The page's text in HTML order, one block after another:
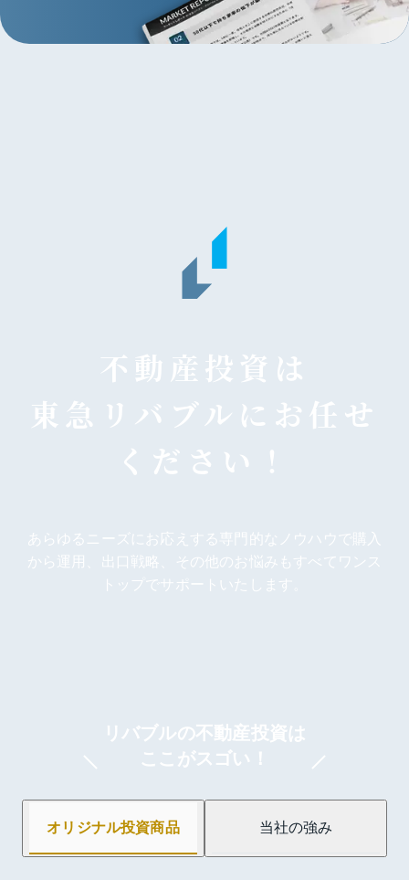
不動産投資は
東急リバブルにお任せ
ください！
あらゆるニーズにお応えする専門的なノウハウで購入
から運用、出口戦略、その他のお悩みもすべてワンス
トップでサポートいたします。
リバブルの不動産投資は
ここがスゴい！
オリジナル投資商品 当社の強み